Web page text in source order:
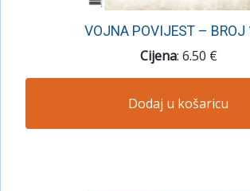
VOJNA POVIJEST – BROJ
Cijena: 6.50 €
Dodaj u košaricu